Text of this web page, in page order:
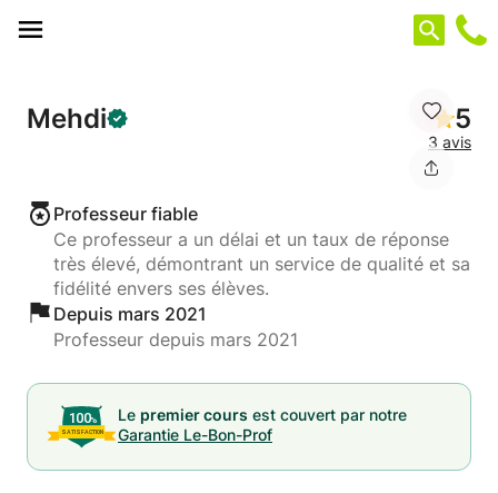
Mehdi 5
3 avis
Professeur fiable
Ce professeur a un délai et un taux de réponse
très élevé, démontrant un service de qualité et sa
fidélité envers ses élèves.
Depuis mars 2021
Professeur depuis mars 2021
Le premier cours est couvert par notre
Garantie Le-Bon-Prof